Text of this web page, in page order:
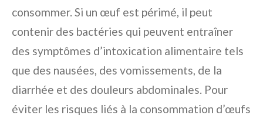
consommer. Si un œuf est périmé, il peut
contenir des bactéries qui peuvent entraîner
des symptômes d’intoxication alimentaire tels
que des nausées, des vomissements, de la
diarrhée et des douleurs abdominales. Pour
éviter les risques liés à la consommation d’œufs